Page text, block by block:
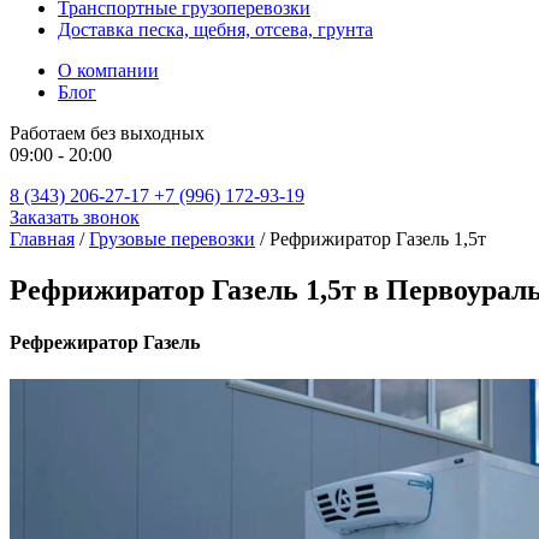
Транспортные грузоперевозки
Доставка песка, щебня, отсева, грунта
О компании
Блог
Работаем без выходных
09:00 - 20:00
8 (343) 206-27-17 +7 (996) 172-93-19
Заказать звонок
Главная /Грузовые перевозки /Рефрижиратор Газель 1,5т
Рефрижиратор Газель 1,5т в
Рефрежиратор Газель